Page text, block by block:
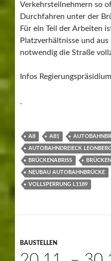
Verkehrsteilnehmern so
Durchfahren unter der
Für ein Teil der Arbeiten
Platzverhältnisse und
notwendig die Straße
Infos
A8 A81
AUTOBAHNDREIECK
BRÜCKENABRISS
NEUBAU AUTOBAHNBRÜCKE
VOLLSPERRUNG L1189
BAUSTELLEN